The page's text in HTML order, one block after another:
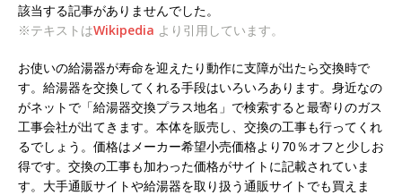
該当する記事がありませんでした。
※テキストはWikipedia より引用しています。
お使いの給湯器が寿命を迎えたり動作に支障が出たら交換時で
す。給湯器を交換してくれる手段はいろいろあります。身近なの
がネットで「給湯器交換プラス地名」で検索すると最寄りのガス
工事会社が出てきます。本体を販売し、交換の工事も行ってくれ
るでしょう。価格はメーカー希望小売価格より70％オフと少しお
得です。交換の工事も加わった価格がサイトに記載されていま
す。大手通販サイトや給湯器を取り扱う通販サイトでも買えま